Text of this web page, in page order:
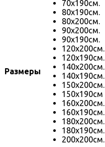
Размеры
70х190см.
80х190см.
80х200см.
90х200см.
90х190см.
120х200см.
120х190см.
140х200см.
140х190см.
150х200см.
150х190см
160х200см.
160х190см.
180х200см.
180х190см.
200х200см.